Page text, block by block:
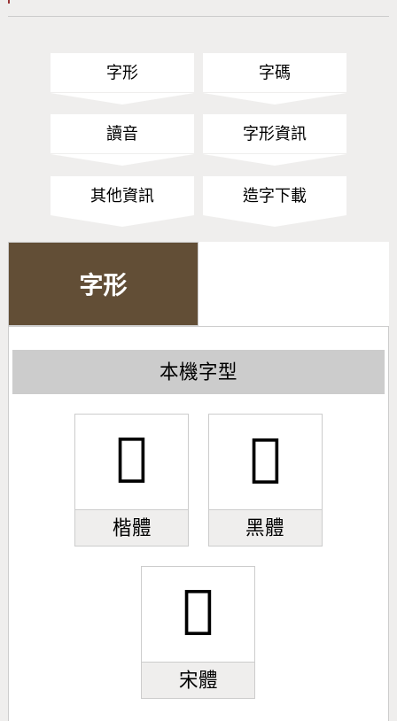
字形 字碼
讀音 字形資訊
其他資訊 造字下載
字形
本機字型
󿭷
楷體
󿭷
黑體
󿭷
宋體